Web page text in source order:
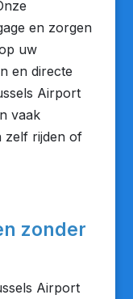
en zorgen
uw
en directe
Airport
vaak
zelf rijden of
zonder
Airport